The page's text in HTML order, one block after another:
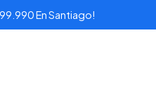
En Santiago!